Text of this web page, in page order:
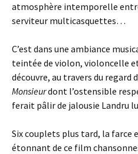
atmosphère intemporelle
serviteur multicasquettes…
C’est dans une ambiance
teintée de violon, violoncelle
découvre, au travers du regard
Monsieurdont l’ostensible
ferait pâlir de jalousie Landru
Six couplets plus tard, la farce
étonnant de ce film